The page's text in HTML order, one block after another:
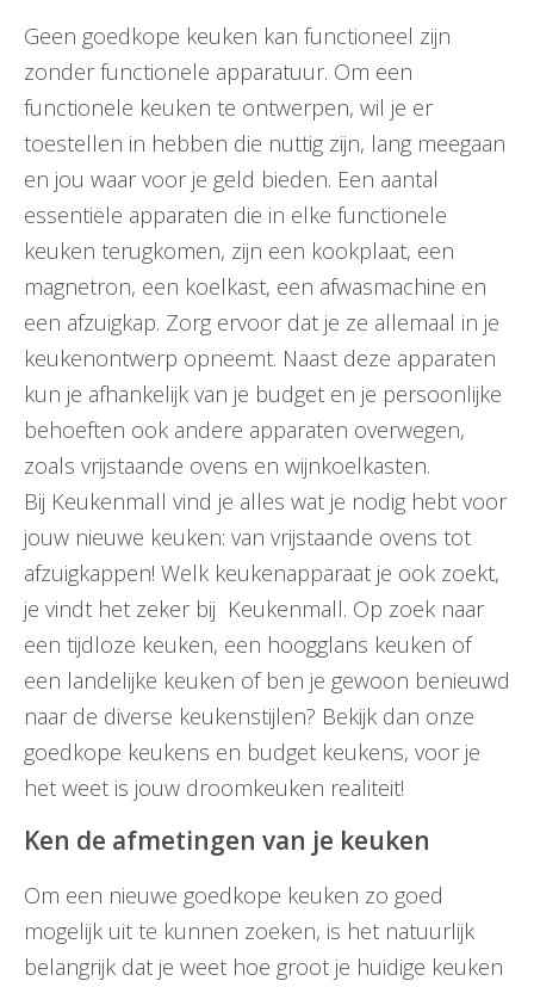
Geen goedkope keuken kan functioneel zijn
zonder functionele apparatuur. Om een
functionele keuken te ontwerpen, wil je er
toestellen in hebben die nuttig zijn, lang meegaan
en jou waar voor je geld bieden. Een aantal
essentiële apparaten die in elke functionele
keuken terugkomen, zijn een kookplaat, een
magnetron, een koelkast, een afwasmachine en
een afzuigkap. Zorg ervoor dat je ze allemaal in je
keukenontwerp opneemt. Naast deze apparaten
kun je afhankelijk van je budget en je persoonlijke
behoeften ook andere apparaten overwegen,
zoals vrijstaande ovens en wijnkoelkasten.
Bij Keukenmall vind je alles wat je nodig hebt voor
jouw nieuwe keuken: van vrijstaande ovens tot
afzuigkappen! Welk keukenapparaat je ook zoekt,
je vindt het zeker bij Keukenmall. Op zoek naar
een tijdloze keuken, een hoogglans keuken of
een landelijke keuken of ben je gewoon benieuwd
naar de diverse keukenstijlen? Bekijk dan onze
goedkope keukens en budget keukens, voor je
het weet is jouw droomkeuken realiteit!
Ken de afmetingen van je keuken
Om een nieuwe goedkope keuken zo goed
mogelijk uit te kunnen zoeken, is het natuurlijk
belangrijk dat je weet hoe groot je huidige keuken